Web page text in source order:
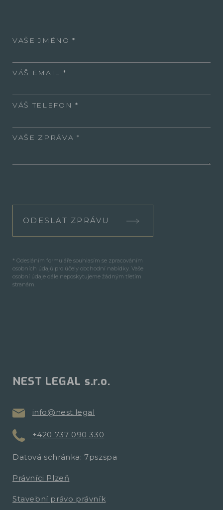
VAŠE JMÉNO
VÁŠ EMAIL
VÁŠ TELEFON
VAŠE ZPRÁVA
ODESLAT ZPRÁVU
* Odesláním formuláře souhlasím se zpracováním
osobních údajů pro účely obchodní nabídky. Vaše
osobní údaje dále neposkytujeme žádným třetím
stranám.
NEST LEGAL s.r.o.
info@nest.legal
+420 737 090 330
Datová schránka: 7pszspa
Právníci Plzeň
Stavební právo právník